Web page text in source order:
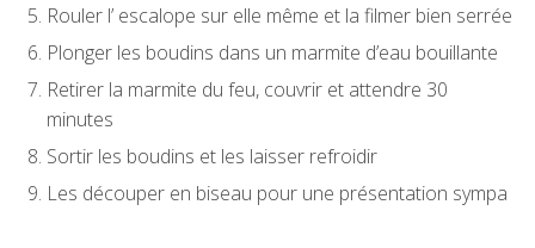
Rouler l’ escalope sur elle même et la filmer bien serrée
Plonger les boudins dans un marmite d’eau bouillante
Retirer la marmite du feu, couvrir et attendre 30
minutes
Sortir les boudins et les laisser refroidir
Les découper en biseau pour une présentation sympa